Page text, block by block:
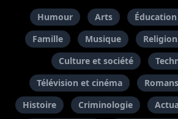
Humour Arts Éducation
Famille
Musique
Culture et société
Télévision et cinéma
Histoire
Criminologie